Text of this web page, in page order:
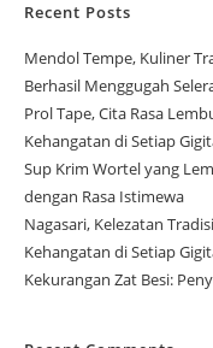
Recent Posts
Mendol Tempe, Kuliner
Berhasil Menggugah
Prol Tape, Cita Rasa
Kehangatan di Setiap
Sup Krim Wortel yang
dengan Rasa Istimewa
Nagasari, Kelezatan
Kehangatan di Setiap
Kekurangan Zat Besi: